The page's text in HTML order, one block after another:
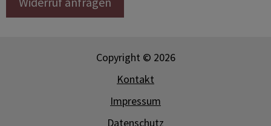
Copyright © 2026
Kontakt
Impressum
Datenschutz